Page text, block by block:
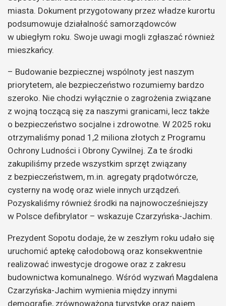
miasta. Dokument przygotowany przez władze kurortu
podsumowuje działalność samorządowców
w ubiegłym roku. Swoje uwagi mogli zgłaszać również
mieszkańcy.
– Budowanie bezpiecznej wspólnoty jest naszym
priorytetem, ale bezpieczeństwo rozumiemy bardzo
szeroko. Nie chodzi wyłącznie o zagrożenia związane
z wojną toczącą się za naszymi granicami, lecz także
o bezpieczeństwo socjalne i zdrowotne. W 2025 roku
otrzymaliśmy ponad 1,2 miliona złotych z Programu
Ochrony Ludności i Obrony Cywilnej. Za te środki
zakupiliśmy przede wszystkim sprzęt związany
z bezpieczeństwem, m.in. agregaty prądotwórcze,
cysterny na wodę oraz wiele innych urządzeń.
Pozyskaliśmy również środki na najnowocześniejszy
w Polsce defibrylator – wskazuje Czarzyńska-Jachim.
Prezydent Sopotu dodaje, że w zeszłym roku udało się
uruchomić aptekę całodobową oraz konsekwentnie
realizować inwestycje drogowe oraz z zakresu
budownictwa komunalnego. Wśród wyzwań Magdalena
Czarzyńska-Jachim wymienia między innymi
demografię, zrównoważoną turystykę oraz najem